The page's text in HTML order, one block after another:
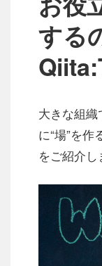
する
大きな組
に“場”を
をご紹介し